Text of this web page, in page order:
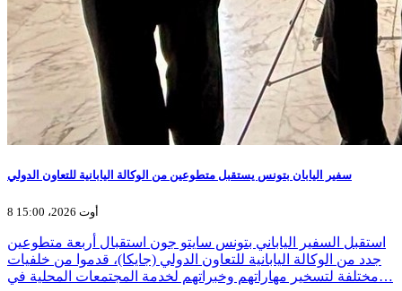
سفير اليابان بتونس يستقبل متطوعين من الوكالة اليابانية للتعاون الدولي
8 أوت 2026، 15:00
استقبل السفير الياباني بتونس سايتو جون استقبال أربعة متطوعين
جدد من الوكالة اليابانية للتعاون الدولي (جايكا)، قدموا من خلفيات
مختلفة لتسخير مهاراتهم وخبراتهم لخدمة المجتمعات المحلية في…